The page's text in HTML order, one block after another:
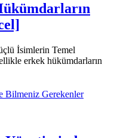
İsimlerin Temel
erkek hükümdarların